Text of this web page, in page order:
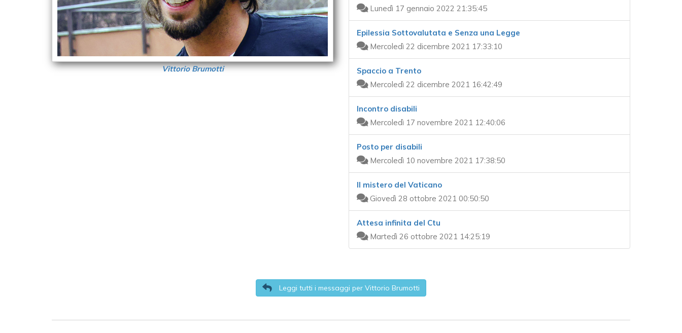
Vittorio Brumotti
Lunedì 17 gennaio 2022 21:35:45
Epilessia Sottovalutata e Senza una Legge
Mercoledì 22 dicembre 2021 17:33:10
Spaccio a Trento
Mercoledì 22 dicembre 2021 16:42:49
Incontro disabili
Mercoledì 17 novembre 2021 12:40:06
Posto per disabili
Mercoledì 10 novembre 2021 17:38:50
Il mistero del Vaticano
Giovedì 28 ottobre 2021 00:50:50
Attesa infinita del Ctu
Martedì 26 ottobre 2021 14:25:19
Leggi tutti i messaggi per Vittorio Brumotti